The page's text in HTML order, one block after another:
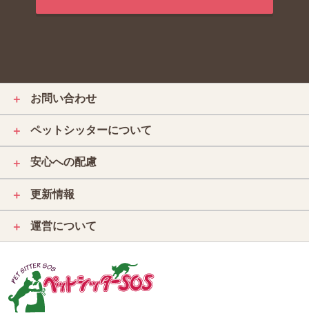
＋ お問い合わせ
＋ ペットシッターについて
＋ 安心への配慮
＋ 更新情報
＋ 運営について